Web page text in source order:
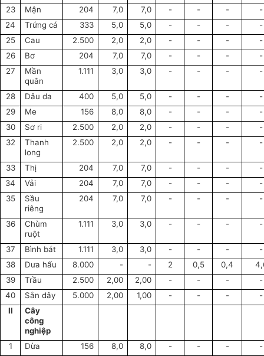
23 Mận 204 7,0 7,0 - - -
-
24
Trứng cá 333 5,0 5,0 - - -
-
25
Cau 2.500 2,0 2,0 - - -
-
26
Bơ 204 7,0 7,0 - - -
-
27
Mần
quân
1.111 3,0 3,0 - - - -
28 Dâu da 400 5,0 5,0 - - -
-
29
Me 156 8,0 8,0 - - -
-
30
Sơ ri 2.500 2,0 2,0 - - -
-
32
Thanh
long
2.500 2,0 2,0 - - - -
33 Thị 204 7,0 7,0 - - -
-
34
Vải 204 7,0 7,0 - - -
-
35
Sầu
riêng
204 7,0 7,0 - - - -
36
Chùm
ruột
1.111 3,0 3,0 - - - -
37 Bình bát 1.111 3,0 3,0 - - -
-
38
Dưa hấu 8.000 - - 2 0,5 0,4
39
Trầu 2.500 2,00 2,00 - - -
-
40
Sắn dây 5.000 2,00 1,00 - - -
-
II
Cây
công
nghiệp
1
Dừa 156 8,0 8,0 - - -
-